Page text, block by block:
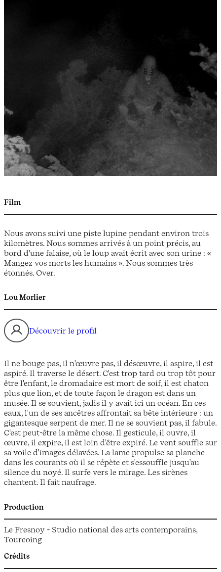
Film
Nous avons suivi une piste lupine pendant environ trois
kilomètres. Nous sommes arrivés à un point précis, au
bord d'une falaise, où le loup avait écrit avec son urine : «
Mangez vos morts les humains ». Nous sommes très
étonnés. Over.
Lou Morlier
Découvrir le profil
Il ne bouge pas, il n'œuvre pas, il désœuvre, il aspire, il est
aspiré. Il traverse le désert. C'est trop tard ou trop tôt pour
être l'enfant, le dromadaire est mort de soif, il est chaton
plus que lion, et de toute façon le dragon est dans un
musée. Il se souvient, jadis il y avait ici un océan. En ces
eaux, l'un de ses ancêtres affrontait sa bête intérieure : un
gigantesque serpent de mer. Il ne se souvient pas, il fabule.
C'est peut-être la même chose. Il gesticule, il ouvre, il
œuvre, il expire, il est loin d'être expiré. Le vent souffle sur
sa voile d'images délavées. La lame propulse sa planche
dans les courants où il se répète et s'essouffle jusqu'au
silence du noyé. Il surfe vers le mirage. Les sirènes
chantent. Il fait naufrage.
Production
Le Fresnoy - Studio national des arts contemporains,
Tourcoing
Crédits